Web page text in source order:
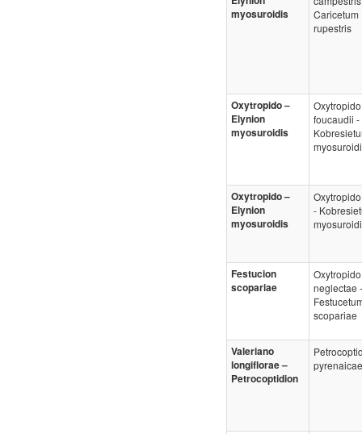
myosuroidis
Caricetum
rupestris
Oxytropido –
Elynion
myosuroidis
Oxytropido
foucaudii -
Oxytropido –
Elynion
myosuroidis
-
Festucion
scopariae
Oxytropido
neglectae -
scopariae
Valeriano
longiflorae –
Petrocoptidion
pyrenaicae